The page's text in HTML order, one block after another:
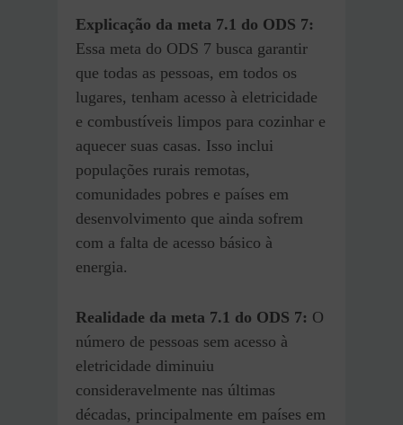
Explicação da meta 7.1 do ODS 7:
Essa meta do ODS 7 busca garantir
que todas as pessoas, em todos os
lugares, tenham acesso à eletricidade
e combustíveis limpos para cozinhar e
aquecer suas casas. Isso inclui
populações rurais remotas,
comunidades pobres e países em
desenvolvimento que ainda sofrem
com a falta de acesso básico à
energia.
Realidade da meta 7.1 do ODS 7: O
número de pessoas sem acesso à
eletricidade diminuiu
consideravelmente nas últimas
décadas, principalmente em países em